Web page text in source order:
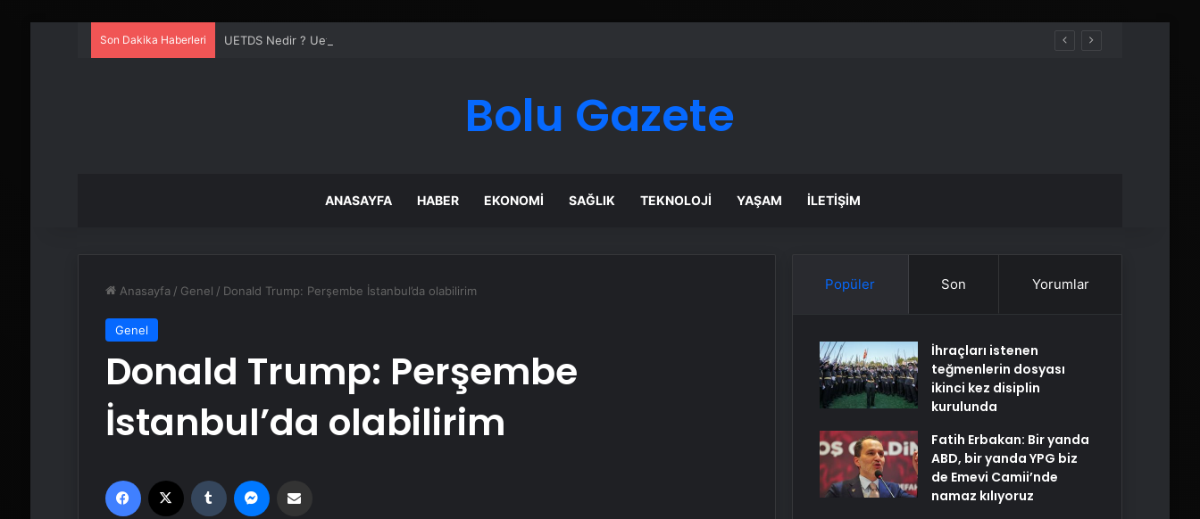
Son Dakika Haberleri UETDS Nedir ? Uetds.com İle Akıllı Dijital Taşımacılık Yazılımı
Bolu Gazete
ANASAYFA HABER EKONOMI SAĞLIK TEKNOLOJI YAŞAM İLETIŞIM
Anasayfa / Genel / Donald Trump: Perşembe İstanbul’da olabilirim
Genel
Donald Trump: Perşembe
İstanbul’da olabilirim
Facebook Tumblr
Popüler Son Yorumlar
İhraçları istenen
teğmenlerin dosyası
ikinci kez disiplin
kurulunda
Fatih Erbakan: Bir yanda
ABD, bir yanda YPG biz
de Emevi Camii’nde
namaz kılıyoruz